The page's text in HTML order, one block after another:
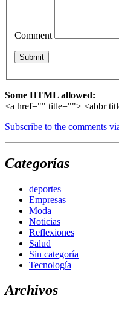
Comment
Some HTML allowed:
<a href="" title=""> <abbr
Subscribe to the comments
Categorías
deportes
Empresas
Moda
Noticias
Reflexiones
Salud
Sin categoría
Tecnología
Archivos